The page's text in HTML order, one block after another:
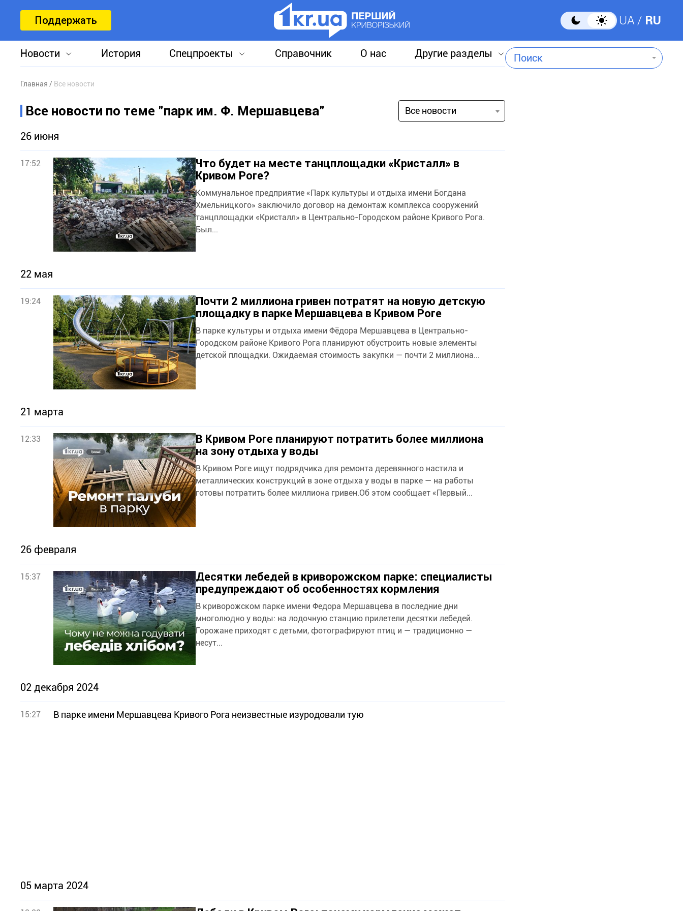
Поддержать UA RU
Новости История Спецпроекты Справочник О нас Другие разделы Поиск
Главная Все новости
Все новости по теме "парк им. Ф. Мершавцева" Все новости
26 июня
17:52
Что будет на месте танцплощадки «Кристалл» в
Кривом Роге?
Коммунальное предприятие «Парк культуры и отдыха имени Богдана
Хмельницкого» заключило договор на демонтаж комплекса сооружений
танцплощадки «Кристалл» в Центрально-Городском районе Кривого Рога.
Был...
22 мая
19:24
Почти 2 миллиона гривен потратят на новую детскую
площадку в парке Мершавцева в Кривом Роге
В парке культуры и отдыха имени Фёдора Мершавцева в Центрально-
Городском районе Кривого Рога планируют обустроить новые элементы
детской площадки. Ожидаемая стоимость закупки — почти 2 миллиона...
21 марта
12:33
В Кривом Роге планируют потратить более миллиона
на зону отдыха у воды
В Кривом Роге ищут подрядчика для ремонта деревянного настила и
металлических конструкций в зоне отдыха у воды в парке — на работы
готовы потратить более миллиона гривен.Об этом сообщает «Первый...
26 февраля
15:37
Десятки лебедей в криворожском парке: специалисты
предупреждают об особенностях кормления
В криворожском парке имени Федора Мершавцева в последние дни
многолюдно у воды: на лодочную станцию прилетели десятки лебедей.
Горожане приходят с детьми, фотографируют птиц и — традиционно —
несут...
02 декабря 2024
15:27 В парке имени Мершавцева Кривого Рога неизвестные изуродовали тую
05 марта 2024